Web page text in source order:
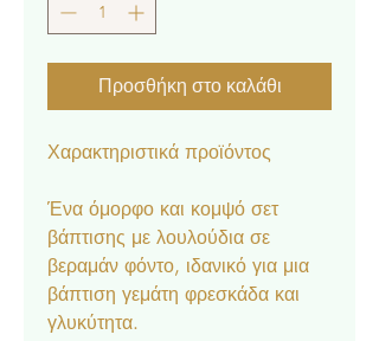
Προσθήκη στο καλάθι
Χαρακτηριστικά προϊόντος
Ένα όμορφο και κομψό σετ
βάπτισης με λουλούδια σε
βεραμάν φόντο, ιδανικό για μια
βάπτιση γεμάτη φρεσκάδα και
γλυκύτητα.